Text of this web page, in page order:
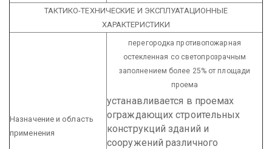
ТАКТИКО-ТЕХНИЧЕСКИЕ И ЭКСПЛУАТАЦИОННЫЕ
ХАРАКТЕРИСТИКИ
Назначение и область
применения
перегородка противопожарная
остекленная со светопрозрачным
заполнением более 25% от площади
проема
устанавливается в проемах
ограждающих строительных
конструкций зданий и
сооружений различного